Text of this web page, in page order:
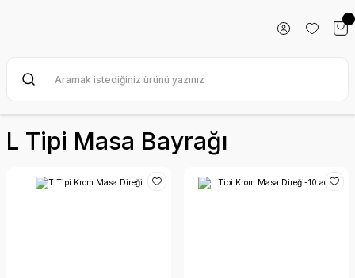
L Tipi Masa Bayrağı